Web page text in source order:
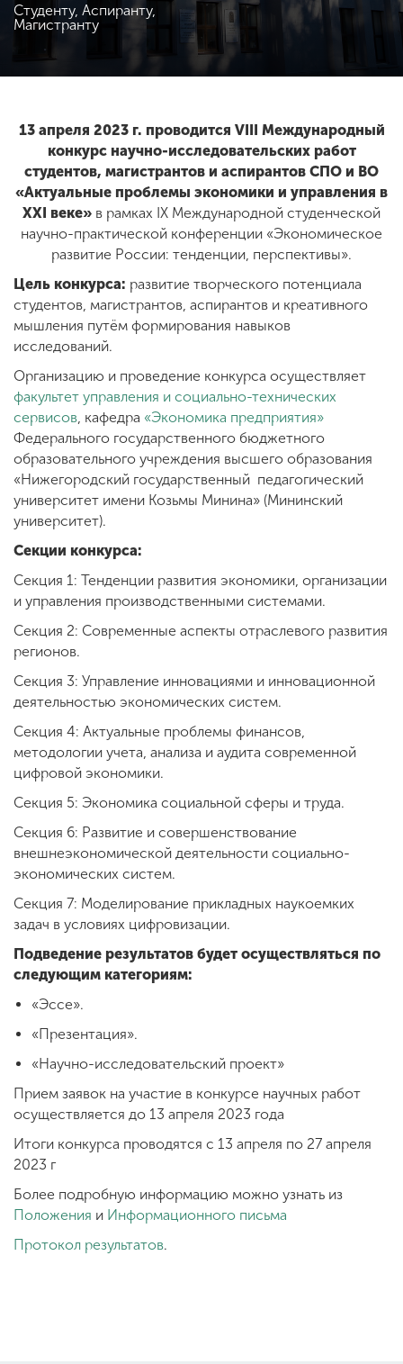
Студенческая жизнь
образовательной
организации
ENG SPN CHI
Приемная
комиссия
+7 (831) 262-26-20
Студенту, Аспиранту,
Магистранту
13 апреля 2023 г. проводится VIII Международный
конкурс научно-исследовательских работ
студентов, магистрантов и аспирантов СПО и ВО
«Актуальные проблемы экономики и управления в
XXI веке» в рамках IX Международной студенческой
научно-практической конференции «Экономическое
развитие России: тенденции, перспективы».
Цель конкурса: развитие творческого потенциала
студентов, магистрантов, аспирантов и креативного
мышления путём формирования навыков
исследований.
Организацию и проведение конкурса осуществляет
факультет управления и социально-технических
сервисов , кафедра «Экономика предприятия»
Федерального государственного бюджетного
образовательного учреждения высшего образования
«Нижегородский государственный педагогический
университет имени Козьмы Минина» (Мининский
университет).
Секции конкурса:
Секция 1: Тенденции развития экономики, организации
и управления производственными системами.
Секция 2: Современные аспекты отраслевого развития
регионов.
Секция 3: Управление инновациями и инновационной
деятельностью экономических систем.
Секция 4: Актуальные проблемы финансов,
методологии учета, анализа и аудита современной
цифровой экономики.
Секция 5: Экономика социальной сферы и труда.
Секция 6: Развитие и совершенствование
внешнеэкономической деятельности социально-
экономических систем.
Секция 7: Моделирование прикладных наукоемких
задач в условиях цифровизации.
Подведение результатов будет осуществляться по
следующим категориям:
«Эссе».
«Презентация».
«Научно-исследовательский проект»
Прием заявок на участие в конкурсе научных работ
осуществляется до 13 апреля 2023 года
Итоги конкурса проводятся с 13 апреля по 27 апреля
2023 г
Более подробную информацию можно узнать из
Положения и Информационного письма
Протокол результатов.